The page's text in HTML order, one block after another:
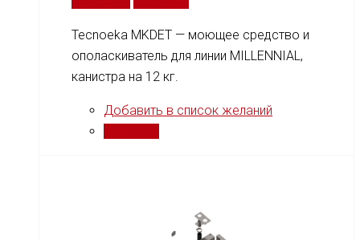
Tecnoeka MKDET — моющее средство и
ополаскиватель для линии MILLENNIAL,
канистра на 12 кг.
Добавить в список желаний